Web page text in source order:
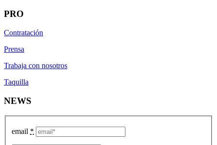
PRO
Contratación
Prensa
Trabaja con nosotros
Taquilla
NEWS
email *